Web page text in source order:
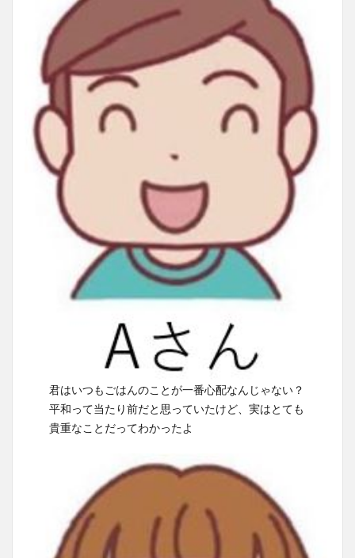
君はいつもごはんのことが一番心配なんじゃない？
平和って当たり前だと思っていたけど、実はとても
貴重なことだってわかったよ